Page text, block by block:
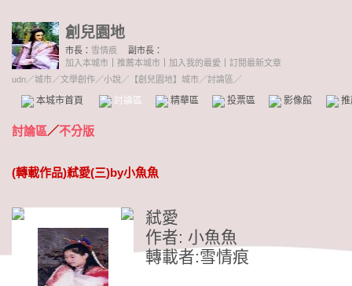
創兒園地
市長： 雪情痕
副市長：
加入本城市
推薦本城市 加入我的最愛
訂閱最新文章
udn／城市／文學創作／小說／ 【創兒園地】城市／討論區／
本城市首頁 討論區 精華區 投票區 影像館
討論區／不分版
(轉載作品)弒愛(三)by小魚魚
弒愛
作者: 小魚魚
轉載者:雪情痕